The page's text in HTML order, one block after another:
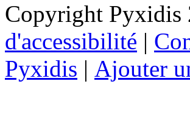
Copyright Pyxidis
d'accessibilité |
Pyxidis | Ajouter